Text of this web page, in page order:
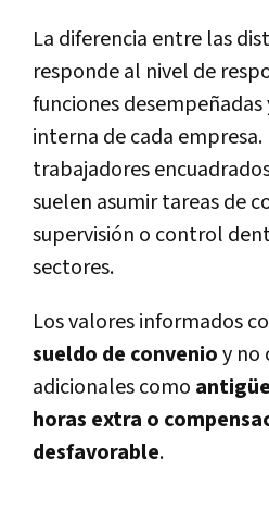
La diferencia entre las
responde al nivel de
funciones
interna de cada
trabajadores
suelen asumir tareas de
supervisión o control
sectores.
Los valores informados
sueldo de convenioy no
adicionales como
horas extra o
desfavorable.